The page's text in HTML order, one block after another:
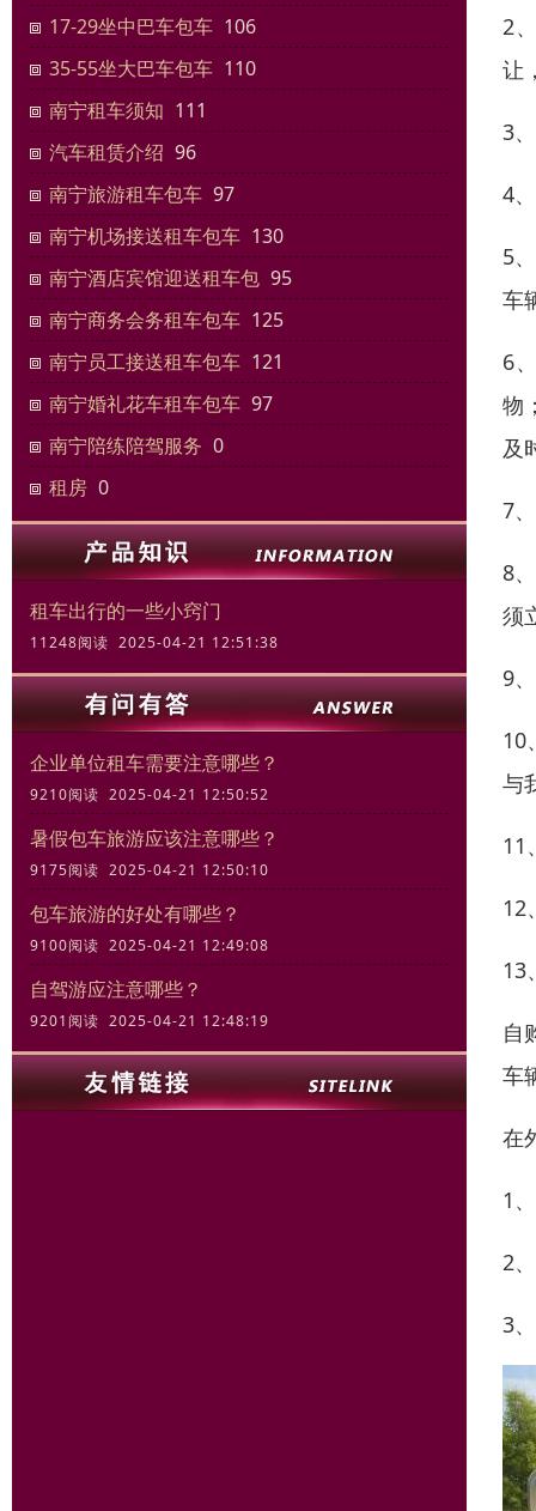
17-29坐中巴车包车 106
35-55坐大巴车包车 110
南宁租车须知 111
汽车租赁介绍 96
南宁旅游租车包车 97
南宁机场接送租车包车 130
南宁酒店宾馆迎送租车包 95
南宁商务会务租车包车 125
南宁员工接送租车包车 121
南宁婚礼花车租车包车 97
南宁陪练陪驾服务 0
租房 0
租车出行的一些小窍门
11248阅读 2025-04-21 12:51:38
企业单位租车需要注意哪些？
9210阅读 2025-04-21 12:50:52
暑假包车旅游应该注意哪些？
9175阅读 2025-04-21 12:50:10
包车旅游的好处有哪些？
9100阅读 2025-04-21 12:49:08
自驾游应注意哪些？
9201阅读 2025-04-21 12:48:19
2
让
3
4
5
车
6
物
及
7
8
须
9
10
与
11
12
13
自
车
在
1
2
3